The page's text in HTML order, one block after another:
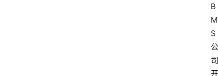
B
M
S
公
司
开